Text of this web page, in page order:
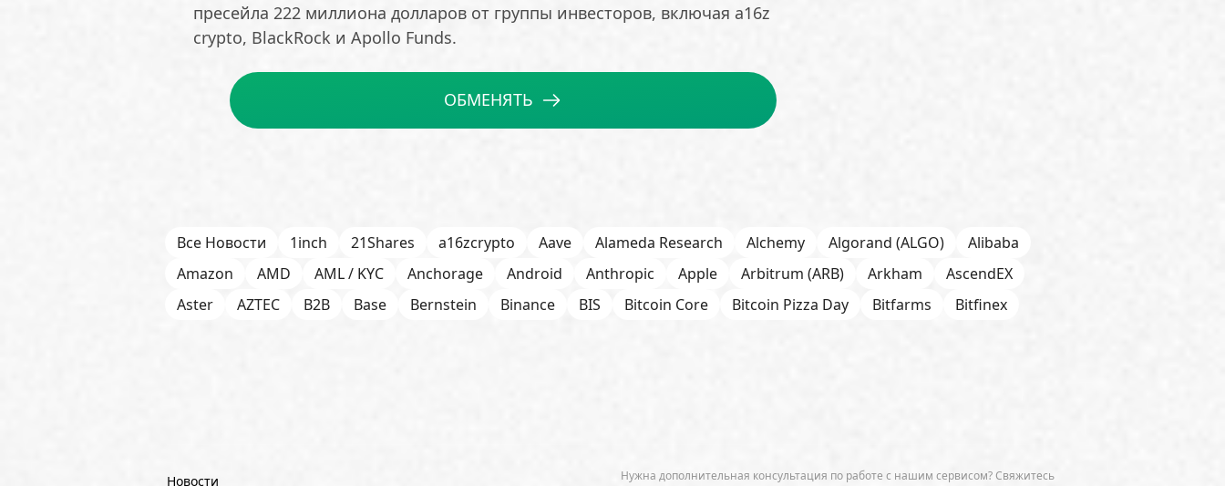
пресейла 222 миллиона долларов от группы инвесторов, включая a16z
crypto, BlackRock и Apollo Funds.
ОБМЕНЯТЬ
Все Новости 1inch 21Shares a16zcrypto Aave Alameda Research Alchemy Algorand (ALGO)
Alibaba
Amazon
AMD AML / KYC Anchorage Android Anthropic Apple Arbitrum (ARB) Arkham
AscendEX
Aster
AZTEC B2B Base Bernstein Binance BIS Bitcoin Core Bitcoin Pizza Day Bitfarms
Bitfinex
Новости
Нужна дополнительная консультация по работе с нашим сервисом? Свяжитесь